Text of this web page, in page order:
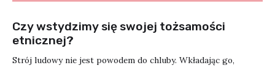
Czy wstydzimy się swojej tożsamości
etnicznej?
Strój ludowy nie jest powodem do chluby. Wkładając go,